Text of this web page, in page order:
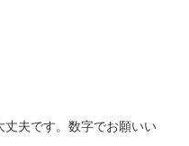
丈夫です。数字でお願いい